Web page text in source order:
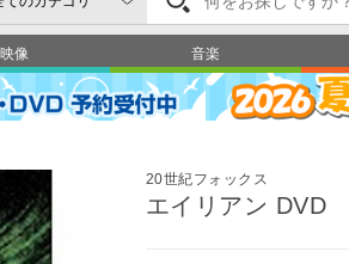
映像 音楽
20世紀フォックス
エイリアン DVD